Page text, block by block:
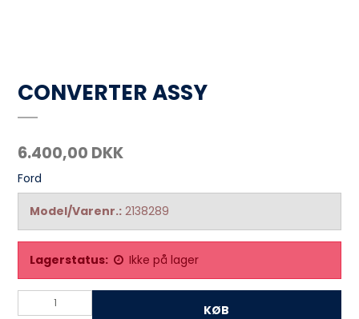
CONVERTER ASSY
6.400,00 DKK
Ford
Model/Varenr.: 2138289
Lagerstatus: Ikke på lager
KØB